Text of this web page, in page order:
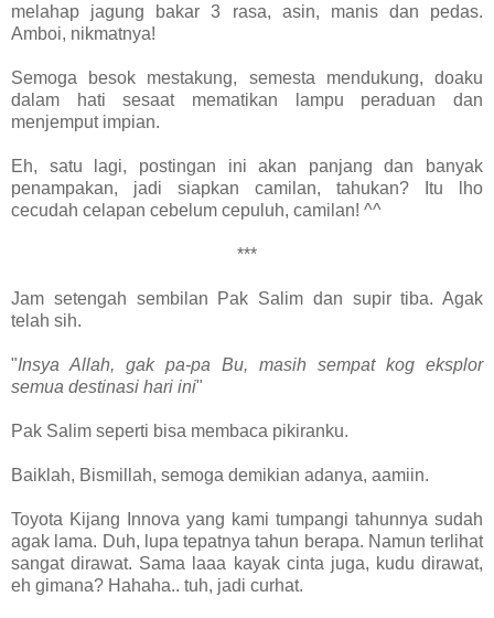
melahap jagung bakar 3 rasa, asin, manis dan pedas.
Amboi, nikmatnya!
Semoga besok mestakung, semesta mendukung, doaku
dalam hati sesaat mematikan lampu peraduan dan
menjemput impian.
Eh, satu lagi, postingan ini akan panjang dan banyak
penampakan, jadi siapkan camilan, tahukan? Itu lho
cecudah celapan cebelum cepuluh, camilan! ^^
***
Jam setengah sembilan Pak Salim dan supir tiba. Agak
telah sih.
"Insya Allah, gak pa-pa Bu, masih sempat kog eksplor
semua destinasi hari ini"
Pak Salim seperti bisa membaca pikiranku.
Baiklah, Bismillah, semoga demikian adanya, aamiin.
Toyota Kijang Innova yang kami tumpangi tahunnya sudah
agak lama. Duh, lupa tepatnya tahun berapa. Namun terlihat
sangat dirawat. Sama laaa kayak cinta juga, kudu dirawat,
eh gimana? Hahaha.. tuh, jadi curhat.